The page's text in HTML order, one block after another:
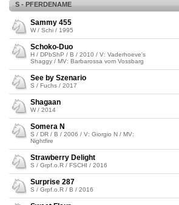
S - PFERDENAME
Sammy 455
W / Schi / 1995
Schoko-Duo
H / DPbShP / B / 2010 / V: Vaderhoeve's
Shaggy / MV: Barbarossa vom Vossbarg
See by Szenario
S / Fuchs / 2017
Shagaan
W / 2014
Somera N
S / DR / B / 2006 / V: Giorgio N / MV:
Nightfire
Strawberry Delight
S / Grpf.o.R / FSCHI / 2016
Surprise 287
S / Grpf.o.R / B / 2016